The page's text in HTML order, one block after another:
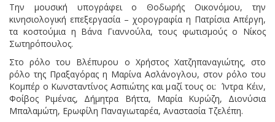
Την μουσική υπογράφει ο Θοδωρής Οικονόμου, την
κινησιολογική επεξεργασία – χορογραφία η Πατρίσια Απέργη,
τα κοστούμια η Βάνα Γιαννούλα, τους φωτισμούς ο Νίκος
Σωτηρόπουλος.
Στο ρόλο του Βλέπυρου ο Χρήστος Χατζηπαναγιώτης, στο
ρόλο της Πραξαγόρας η Μαρίνα Ασλάνογλου, στον ρόλο του
Κομπέρ ο Κωνσταντίνος Ασπιώτης και μαζί τους οι: Ίντρα Κέιν,
Φοίβος Ριμένας, Δήμητρα Βήττα, Μαρία Κυρώζη, Διονύσια
Μπαλαμώτη, Ερωφίλη Παναγιωταρέα, Αναστασία Τζελέπη.